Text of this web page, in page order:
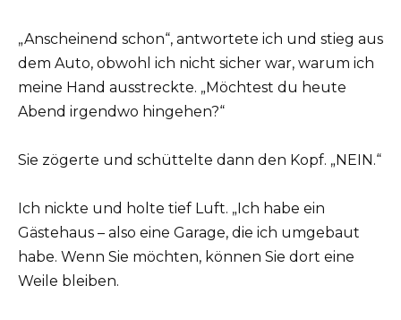
„Anscheinend schon“, antwortete ich und stieg aus
dem Auto, obwohl ich nicht sicher war, warum ich
meine Hand ausstreckte. „Möchtest du heute
Abend irgendwo hingehen?“
Sie zögerte und schüttelte dann den Kopf. „NEIN.“
Ich nickte und holte tief Luft. „Ich habe ein
Gästehaus – also eine Garage, die ich umgebaut
habe. Wenn Sie möchten, können Sie dort eine
Weile bleiben.